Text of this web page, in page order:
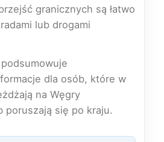
granicznych są łatwo
lub drogami
dla osób, które w
na Węgry
poruszają się po kraju.